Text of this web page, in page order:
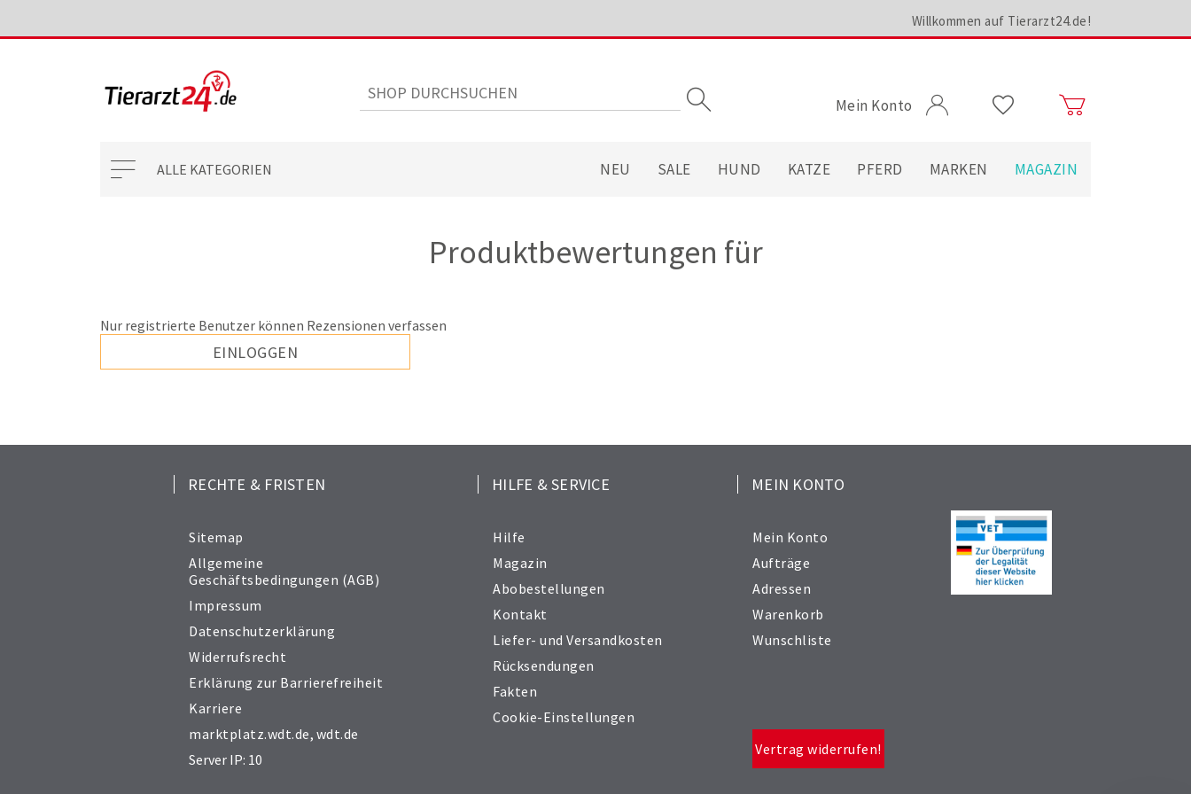
Willkommen auf Tierarzt24.de!
Mein Konto
ALLE KATEGORIEN NEU SALE HUND KATZE PFERD MARKEN MAGAZIN
Produktbewertungen für
Nur registrierte Benutzer können Rezensionen verfassen
EINLOGGEN
RECHTE & FRISTEN
Sitemap
Allgemeine
Geschäftsbedingungen (AGB)
Impressum
Datenschutzerklärung
Widerrufsrecht
Erklärung zur Barrierefreiheit
Karriere
marktplatz.wdt.de, wdt.de
Server IP: 10
HILFE & SERVICE
Hilfe
Magazin
Abobestellungen
Kontakt
Liefer- und Versandkosten
Rücksendungen
Fakten
Cookie-Einstellungen
MEIN KONTO
Mein Konto
Aufträge
Adressen
Warenkorb
Wunschliste
Vertrag widerrufen!